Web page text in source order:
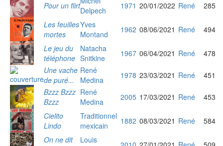
Pour un flirtDelpech
1971 20/01/2022 René
285
Les feuilles
mortes
Yves
Montand
1962 08/06/2021 René
494
Le jeu du
téléphone
Natacha
Snitkine
1967 06/04/2021 René
478
Une vache
de puré...
René
Medina
1978 23/03/2021 René
451
Bzzz Bzzz
Bzzz
René
Medina
2005 17/03/2021 René
453
Cielito
Lindo
Traditionnel
mexicain
1882 08/03/2021 René
584
On ne dit
Louis